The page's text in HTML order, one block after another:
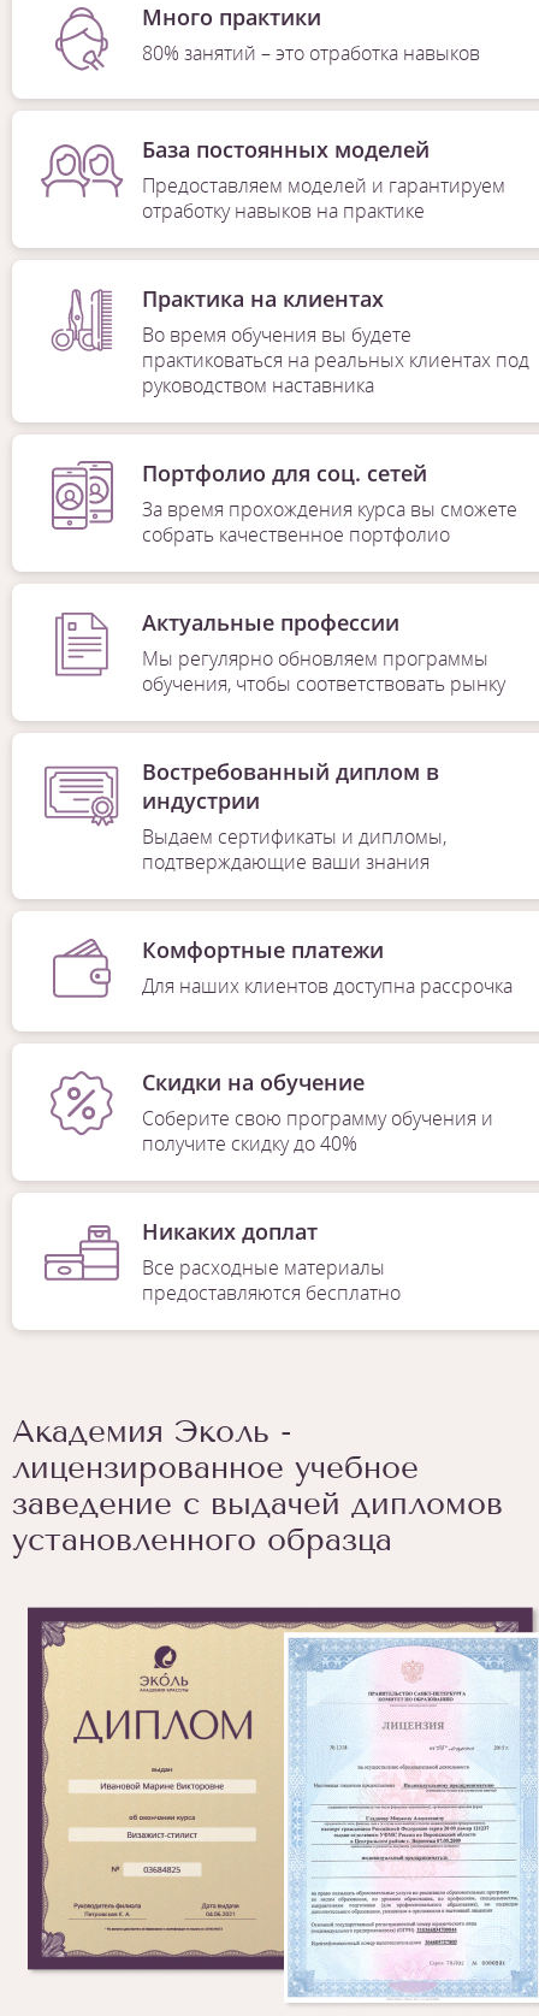
Много практики
80% занятий – это отработка навыков
База постоянных моделей
Предоставляем моделей и гарантируем
отработку навыков на практике
Практика на клиентах
Во время обучения вы будете
практиковаться на реальных клиентах под
руководством наставника
Портфолио для соц. сетей
За время прохождения курса вы сможете
собрать качественное портфолио
Актуальные профессии
Мы регулярно обновляем программы
обучения, чтобы соответствовать рынку
Востребованный диплом в
индустрии
Выдаем сертификаты и дипломы,
подтверждающие ваши знания
Комфортные платежи
Для наших клиентов доступна рассрочка
Скидки на обучение
Соберите свою программу обучения и
получите скидку до 40%
Никаких доплат
Все расходные материалы
предоставляются бесплатно
Академия Эколь -
лицензированное учебное
заведение с выдачей дипломов
установленного образца